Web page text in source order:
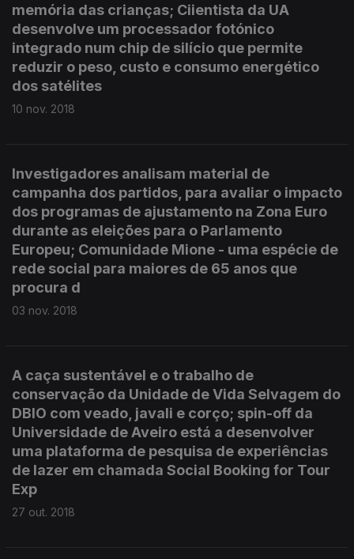
memória das crianças; Ciientista da UA
desenvolve um processador fotónico
integrado num chip de silício que permite
reduzir o peso, custo e consumo energético
dos satélites
10 nov. 2018
Investigadores analisam material de
campanha dos partidos, para avaliar o impacto
dos programas de ajustamento na Zona Euro
durante as eleições para o Parlamento
Europeu; Comunidade Mione - uma espécie de
rede social para maiores de 65 anos que
procura d
03 nov. 2018
A caça sustentável e o trabalho de
conservação da Unidade de Vida Selvagem do
DBIO com veado, javali e corço; spin-off da
Universidade de Aveiro está a desenvolver
uma plataforma de pesquisa de experiências
de lazer em chamada Social Booking for Tour
Exp
27 out. 2018